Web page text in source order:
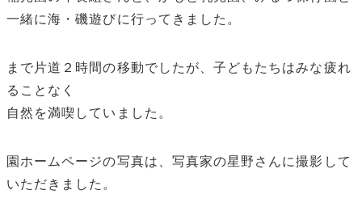
一緒に海・磯遊びに行ってきました。
まで片道２時間の移動でしたが、子どもたちはみな疲れ
ることなく
自然を満喫していました。
園ホームページの写真は、写真家の星野さんに撮影して
いただきました。